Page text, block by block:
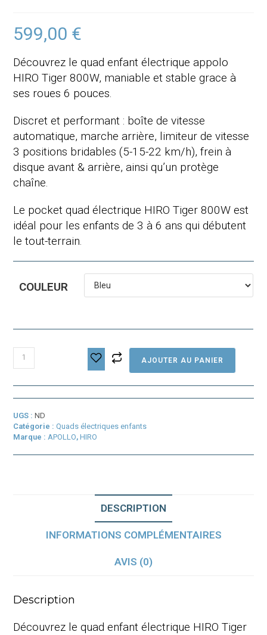
599,00 €
Découvrez le quad enfant électrique appolo
HIRO Tiger 800W, maniable et stable grace à
ses roues 6 pouces.
Discret et performant : boîte de vitesse
automatique, marche arrière, limiteur de vitesse
3 positions bridables (5-15-22 km/h), frein à
disque avant & arrière, ainsi qu’un protège
chaîne.
Le pocket quad électrique HIRO Tiger 800W est
idéal pour les enfants de 3 à 6 ans qui débutent
le tout-terrain.
COULEUR
enfant
électrique
Tiger
800w
AJOUTER AU PANIER
UGS :ND
Catégorie :Quads électriques enfants
Marque : APOLLO,HIRO
DESCRIPTION
INFORMATIONS COMPLÉMENTAIRES
AVIS (0)
Description
Découvrez le quad enfant électrique HIRO Tiger